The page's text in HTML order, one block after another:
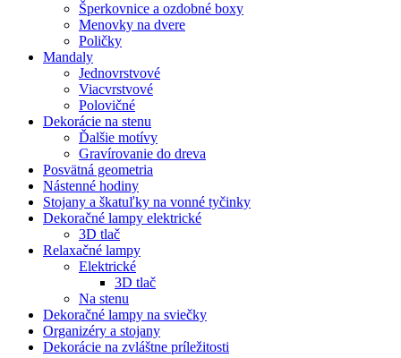
Šperkovnice a ozdobné boxy
Menovky na dvere
Poličky
Mandaly
Jednovrstvové
Viacvrstvové
Polovičné
Dekorácie na stenu
Ďalšie motívy
Gravírovanie do dreva
Posvätná geometria
Nástenné hodiny
Stojany a škatuľky na vonné tyčinky
Dekoračné lampy elektrické
3D tlač
Relaxačné lampy
Elektrické
3D tlač
Na stenu
Dekoračné lampy na sviečky
Organizéry a stojany
Dekorácie na zvláštne príležitosti